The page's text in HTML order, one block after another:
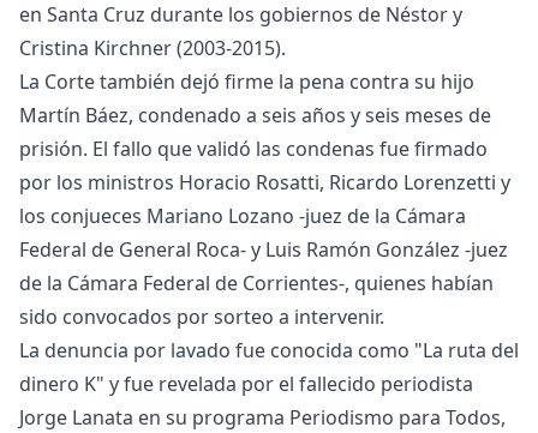
en Santa Cruz durante los gobiernos de Néstor y
Cristina Kirchner (2003-2015).
La Corte también dejó firme la pena contra su hijo
Martín Báez, condenado a seis años y seis meses de
prisión. El fallo que validó las condenas fue firmado
por los ministros Horacio Rosatti, Ricardo Lorenzetti y
los conjueces Mariano Lozano -juez de la Cámara
Federal de General Roca- y Luis Ramón González -juez
de la Cámara Federal de Corrientes-, quienes habían
sido convocados por sorteo a intervenir.
La denuncia por lavado fue conocida como "La ruta del
dinero K" y fue revelada por el fallecido periodista
Jorge Lanata en su programa Periodismo para Todos,